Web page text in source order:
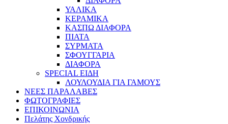
ΥΑΛΙΚΑ
ΚΕΡΑΜΙΚΑ
ΚΑΣΠΩ ΔΙΑΦΟΡΑ
ΠΙΑΤΑ
ΣΥΡΜΑΤΑ
ΣΦΟΥΓΓΑΡΙΑ
ΔΙΑΦΟΡΑ
SPECIAL ΕΙΔΗ
ΛΟΥΛΟΥΔΙΑ ΓΙΑ ΓΑΜΟΥΣ
ΝΕΕΣ ΠΑΡΑΛΑΒΕΣ
ΦΩΤΟΓΡΑΦΙΕΣ
ΕΠΙΚΟΙΝΩΝΙΑ
Πελάτης Χονδρικής